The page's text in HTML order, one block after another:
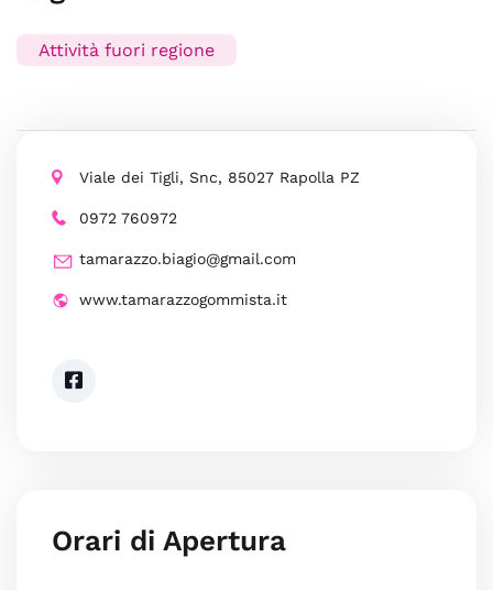
Attività fuori regione
Viale dei Tigli, Snc, 85027 Rapolla PZ
0972 760972
tamarazzo.biagio@gmail.com
www.tamarazzogommista.it
Orari di Apertura